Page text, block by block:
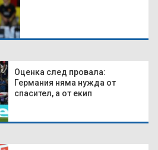
Оценка след провала:
Германия няма нужда от
спасител, а от екип